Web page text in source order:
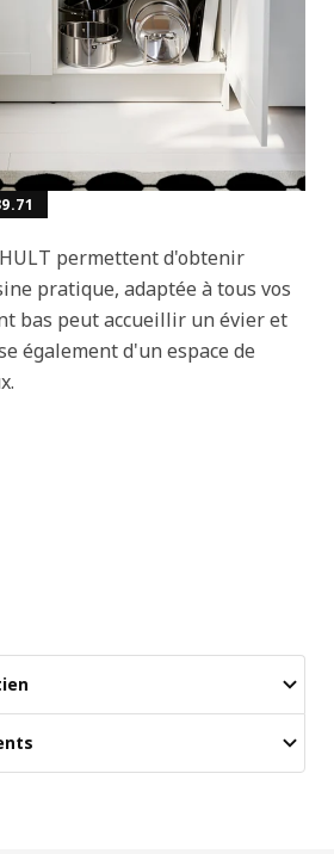
permettent d'obtenir
pratique, adaptée à tous vos
bas peut accueillir un évier et
également d'un espace de